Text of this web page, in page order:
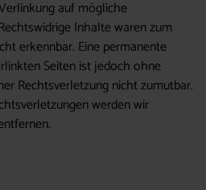
auf mögliche
Inhalte waren zum
erkennbar. Eine permanente
Seiten ist jedoch ohne
Rechtsverletzung nicht zumutbar.
werden wir